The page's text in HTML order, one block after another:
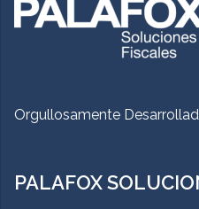
Orgullosamente
PALAFOX